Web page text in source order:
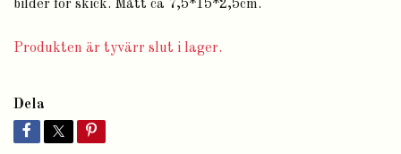
bilder för skick. Mått ca 7,5*15*2,5cm.
Produkten är tyvärr slut i lager.
Dela